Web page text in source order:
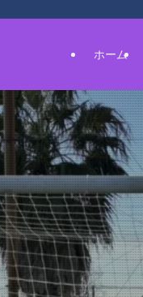
ホーム